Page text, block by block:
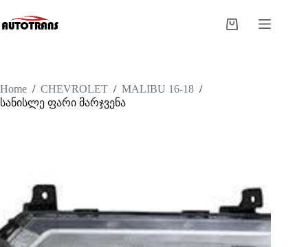
Home / CHEVROLET / MALIBU 16-18 /
სანისლე ფარი მარჯვენა